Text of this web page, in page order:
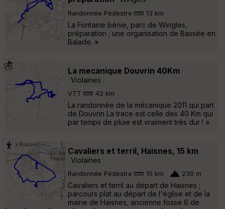
Randonnée Pédestre 13 km
La Fontaine bénie, parc de Wingles,
préparation ; une organisation de Bassée en
Balade. »
La mecanique Douvrin 40Km
Violaines
VTT 42 km
La randonnée de la mécanique 2011 qui part
de Douvrin La trace est celle des 40 Km qui
par temps de pluie est vraiment très dur ! »
Cavaliers et terril, Haisnes, 15 km
Violaines
Randonnée Pédestre 15 km 230 m
Cavaliers et terril au départ de Haisnes ;
parcours plat au départ de l'église et de la
mairie de Haisnes, ancienne fosse 6 de